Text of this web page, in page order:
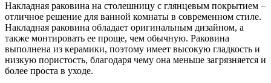
Накладная раковина на столешницу с глянцевым покрытием –
отличное решение для ванной комнаты в современном стиле.
Накладная раковина обладает оригинальным дизайном, а
также монтировать ее проще, чем обычную. Раковина
выполнена из керамики, поэтому имеет высокую гладкость и
низкую пористость, благодаря чему она меньше загрязняется и
более проста в уходе.